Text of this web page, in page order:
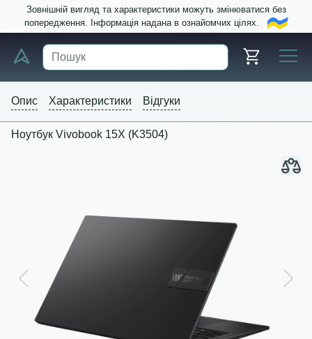
Зовнішній вигляд та характеристики можуть змінюватися без
попередження. Інформація надана в ознайомчих цілях.
Опис Характеристики Відгуки
Ноутбук Vivobook 15X (K3504)
Previous Next